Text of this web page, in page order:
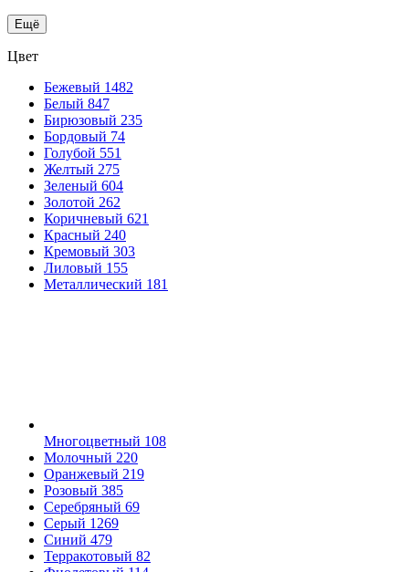
Ещё
Цвет
Бежевый 1482
Белый 847
Бирюзовый 235
Бордовый 74
Голубой 551
Желтый 275
Зеленый 604
Золотой 262
Коричневый 621
Красный 240
Кремовый 303
Лиловый 155
Металлический 181
Многоцветный 108
Молочный 220
Оранжевый 219
Розовый 385
Серебряный 69
Серый 1269
Синий 479
Терракотовый 82